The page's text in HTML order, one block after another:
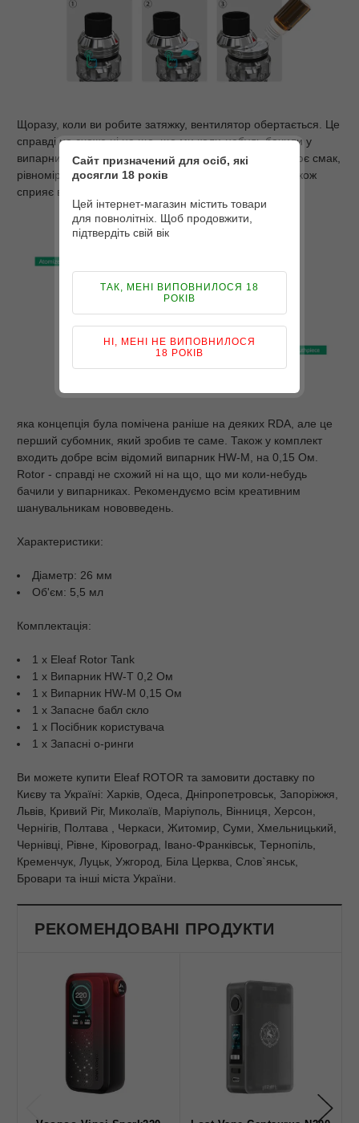
Щоразу, коли ви робите затяжку, вентилятор обертається. Це
справді не схоже ні на що, що ми коли-небудь бачили у
випарниках. Виробник стверджує, вентилятор підсилює смак,
рівномірно розподіляючи повітря навколо койла, а також
сприяє відсіканню бризок.
яка концепція була помічена раніше на деяких RDA, але це
перший субомник, який зробив те саме. Також у комплект
входить добре всім відомий випарник HW-M, на 0,15 Ом.
Rotor - справді не схожий ні на що, що ми коли-небудь
бачили у випарниках. Рекомендуємо всім креативним
шанувальникам нововведень.
Характеристики:
Діаметр: 26 мм
Об'єм: 5,5 мл
Комплектація:
1 х Eleaf Rotor Tank
1 х Випарник HW-T 0,2 Ом
1 х Випарник HW-M 0,15 Ом
1 х Запасне бабл скло
1 х Посібник користувача
1 х Запасні о-ринги
Ви можете купити Eleaf ROTOR та замовити доставку по
Києву та Україні: Харків, Одеса, Дніпропетровськ, Запоріжжя,
Львів, Кривий Ріг, Миколаїв, Маріуполь, Вінниця, Херсон,
Чернігів, Полтава , Черкаси, Житомир, Суми, Хмельницький,
Чернівці, Рівне, Кіровоград, Івано-Франківськ, Тернопіль,
Кременчук, Луцьк, Ужгород, Біла Церква, Слов`янськ,
Бровари та інші міста України.
РЕКОМЕНДОВАНІ ПРОДУКТИ
Сайт призначений для осіб, які
досягли 18 років
Цей інтернет-магазин містить товари
для повнолітніх. Щоб продовжити,
підтвердіть свій вік
ТАК, МЕНІ ВИПОВНИЛОСЯ 18
РОКІВ
НІ, МЕНІ НЕ ВИПОВНИЛОСЯ
18 РОКІВ